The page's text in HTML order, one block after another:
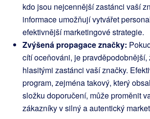
kdo jsou nejcennější zastánci vaší
informace umožňují vytvářet
efektivnější marketingové strategie.
Zvýšená propagace značky:
cítí oceňováni, je pravděpodobnější,
hlasitými zastánci vaší značky.
program, zejména takový, který
složku doporučení, může proměnit
zákazníky v silný a autentický